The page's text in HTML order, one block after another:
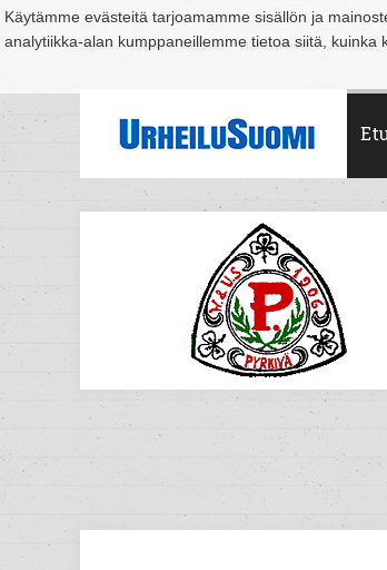
Käytämme evästeitä tarjoamamme sisällön ja
analytiikka-alan kumppaneillemme tietoa siitä, kuinka
Suomi Espoo Helsinki Hämeenlinna Joensuu